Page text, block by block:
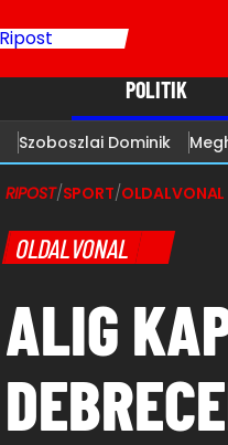
POLITIK
Szoboszlai Dominik
RIPOST/SPORT/OLDALVONAL
OLDALVONAL
ALIG